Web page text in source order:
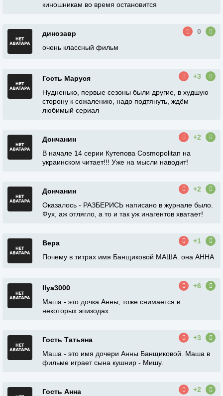
киношникам во время остановится
динозавр
0
очень классный фильм
Гость Маруся
+3
Нудненько, первые сезоны были другие, в худшую
сторону к сожалению, надо подтянуть, ждём
любимый сериал
Дончанин
+2
В начале 14 серии Кутепова Cosmopolitan на
украинском читает!!! Уже на мысли наводит!
Дончанин
+2
Оказалось - РАЗБЕРИСЬ написано в журнале было.
Фух, аж отлягло, а то и так уж инагентов хватает!
Вера
+1
Почему в титрах имя Банщиковой МАША. она АННА
Ilya3000
+6
Маша - это дочка Анны, тоже снимается в
некоторых эпизодах.
Гость Татьяна
+3
Маша - это имя дочери Анны Банщиковой. Маша в
фильме играет сына кушнир - Мишу.
Гость Анна
+2